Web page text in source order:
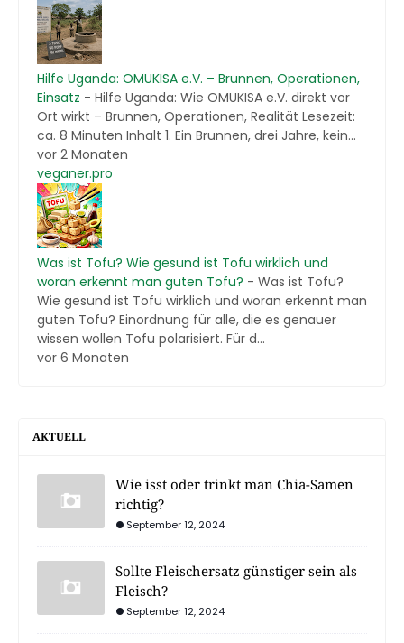
Hilfe Uganda: OMUKISA e.V. – Brunnen, Operationen,
Einsatz - Hilfe Uganda: Wie OMUKISA e.V. direkt vor
Ort wirkt – Brunnen, Operationen, Realität Lesezeit:
ca. 8 Minuten Inhalt 1. Ein Brunnen, drei Jahre, kein...
vor 2 Monaten
veganer.pro
Was ist Tofu? Wie gesund ist Tofu wirklich und
woran erkennt man guten Tofu? - Was ist Tofu?
Wie gesund ist Tofu wirklich und woran erkennt man
guten Tofu? Einordnung für alle, die es genauer
wissen wollen Tofu polarisiert. Für d...
vor 6 Monaten
AKTUELL
Wie isst oder trinkt man Chia-Samen
richtig?
September 12, 2024
Sollte Fleischersatz günstiger sein als
Fleisch?
September 12, 2024